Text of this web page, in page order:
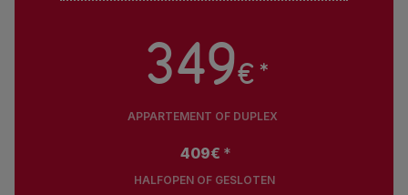
349€ *
APPARTEMENT OF DUPLEX
409€ *
HALFOPEN OF GESLOTEN